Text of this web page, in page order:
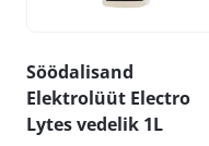
Söödalisand
Elektrolüüt Electro
Lytes vedelik 1L